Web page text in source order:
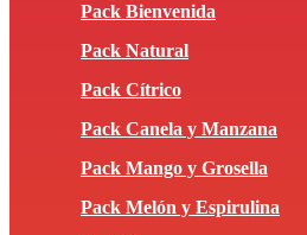
Pack Bienvenida
Pack Natural
Pack Cítrico
Pack Canela y Manzana
Pack Mango y Grosella
Pack Melón y Espirulina